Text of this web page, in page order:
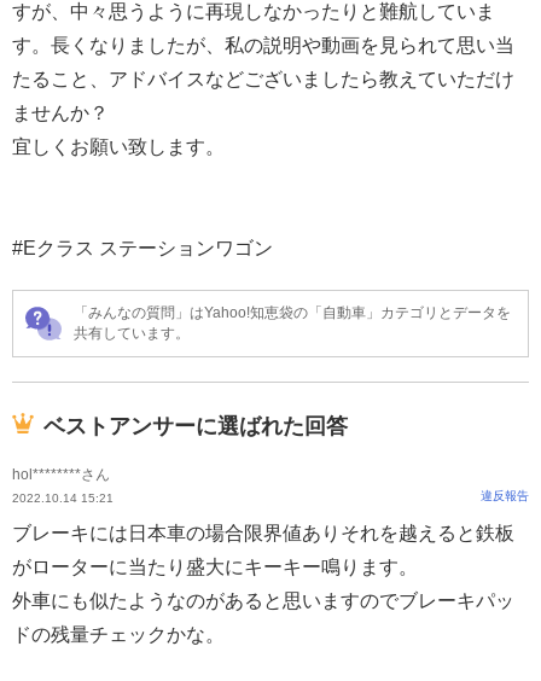
すが、中々思うように再現しなかったりと難航していま
す。長くなりましたが、私の説明や動画を見られて思い当
たること、アドバイスなどございましたら教えていただけ
ませんか？
宜しくお願い致します。
#Eクラス ステーションワゴン
「みんなの質問」はYahoo!知恵袋の「自動車」カテゴリとデータを
共有しています。
ベストアンサーに選ばれた回答
hol********さん
2022.10.14 15:21 違反報告
ブレーキには日本車の場合限界値ありそれを越えると鉄板
がローターに当たり盛大にキーキー鳴ります。
外車にも似たようなのがあると思いますのでブレーキパッ
ドの残量チェックかな。